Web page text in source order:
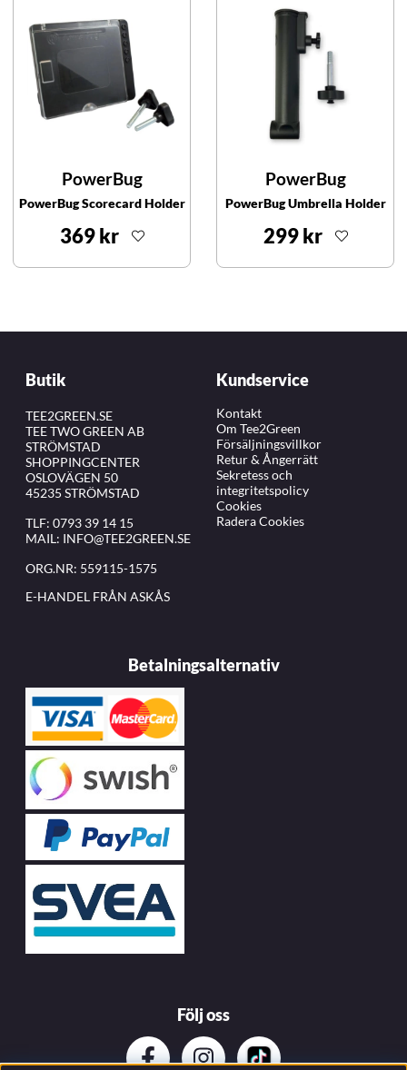
PowerBug
PowerBug Scorecard Holder
369 kr
PowerBug
PowerBug Umbrella Holder
299 kr
Butik
TEE2GREEN.SE
TEE TWO GREEN AB
STRÖMSTAD
SHOPPINGCENTER
OSLOVÄGEN 50
45235 STRÖMSTAD
TLF: 0793 39 14 15
MAIL: INFO@TEE2GREEN.SE
ORG.NR: 559115-1575
E-HANDEL FRÅN ASKÅS
Kundservice
Kontakt
Om Tee2Green
Försäljningsvillkor
Retur & Ångerrätt
Sekretess och
integritetspolicy
Cookies
Radera Cookies
Betalningsalternativ
Följ oss